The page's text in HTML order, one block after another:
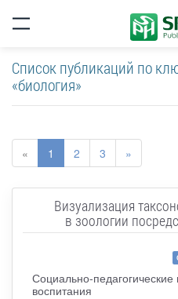
Список публикаций по
«биология»
« 1 2 3 »
Визуализация
в зоологии
Социально-
воспитания